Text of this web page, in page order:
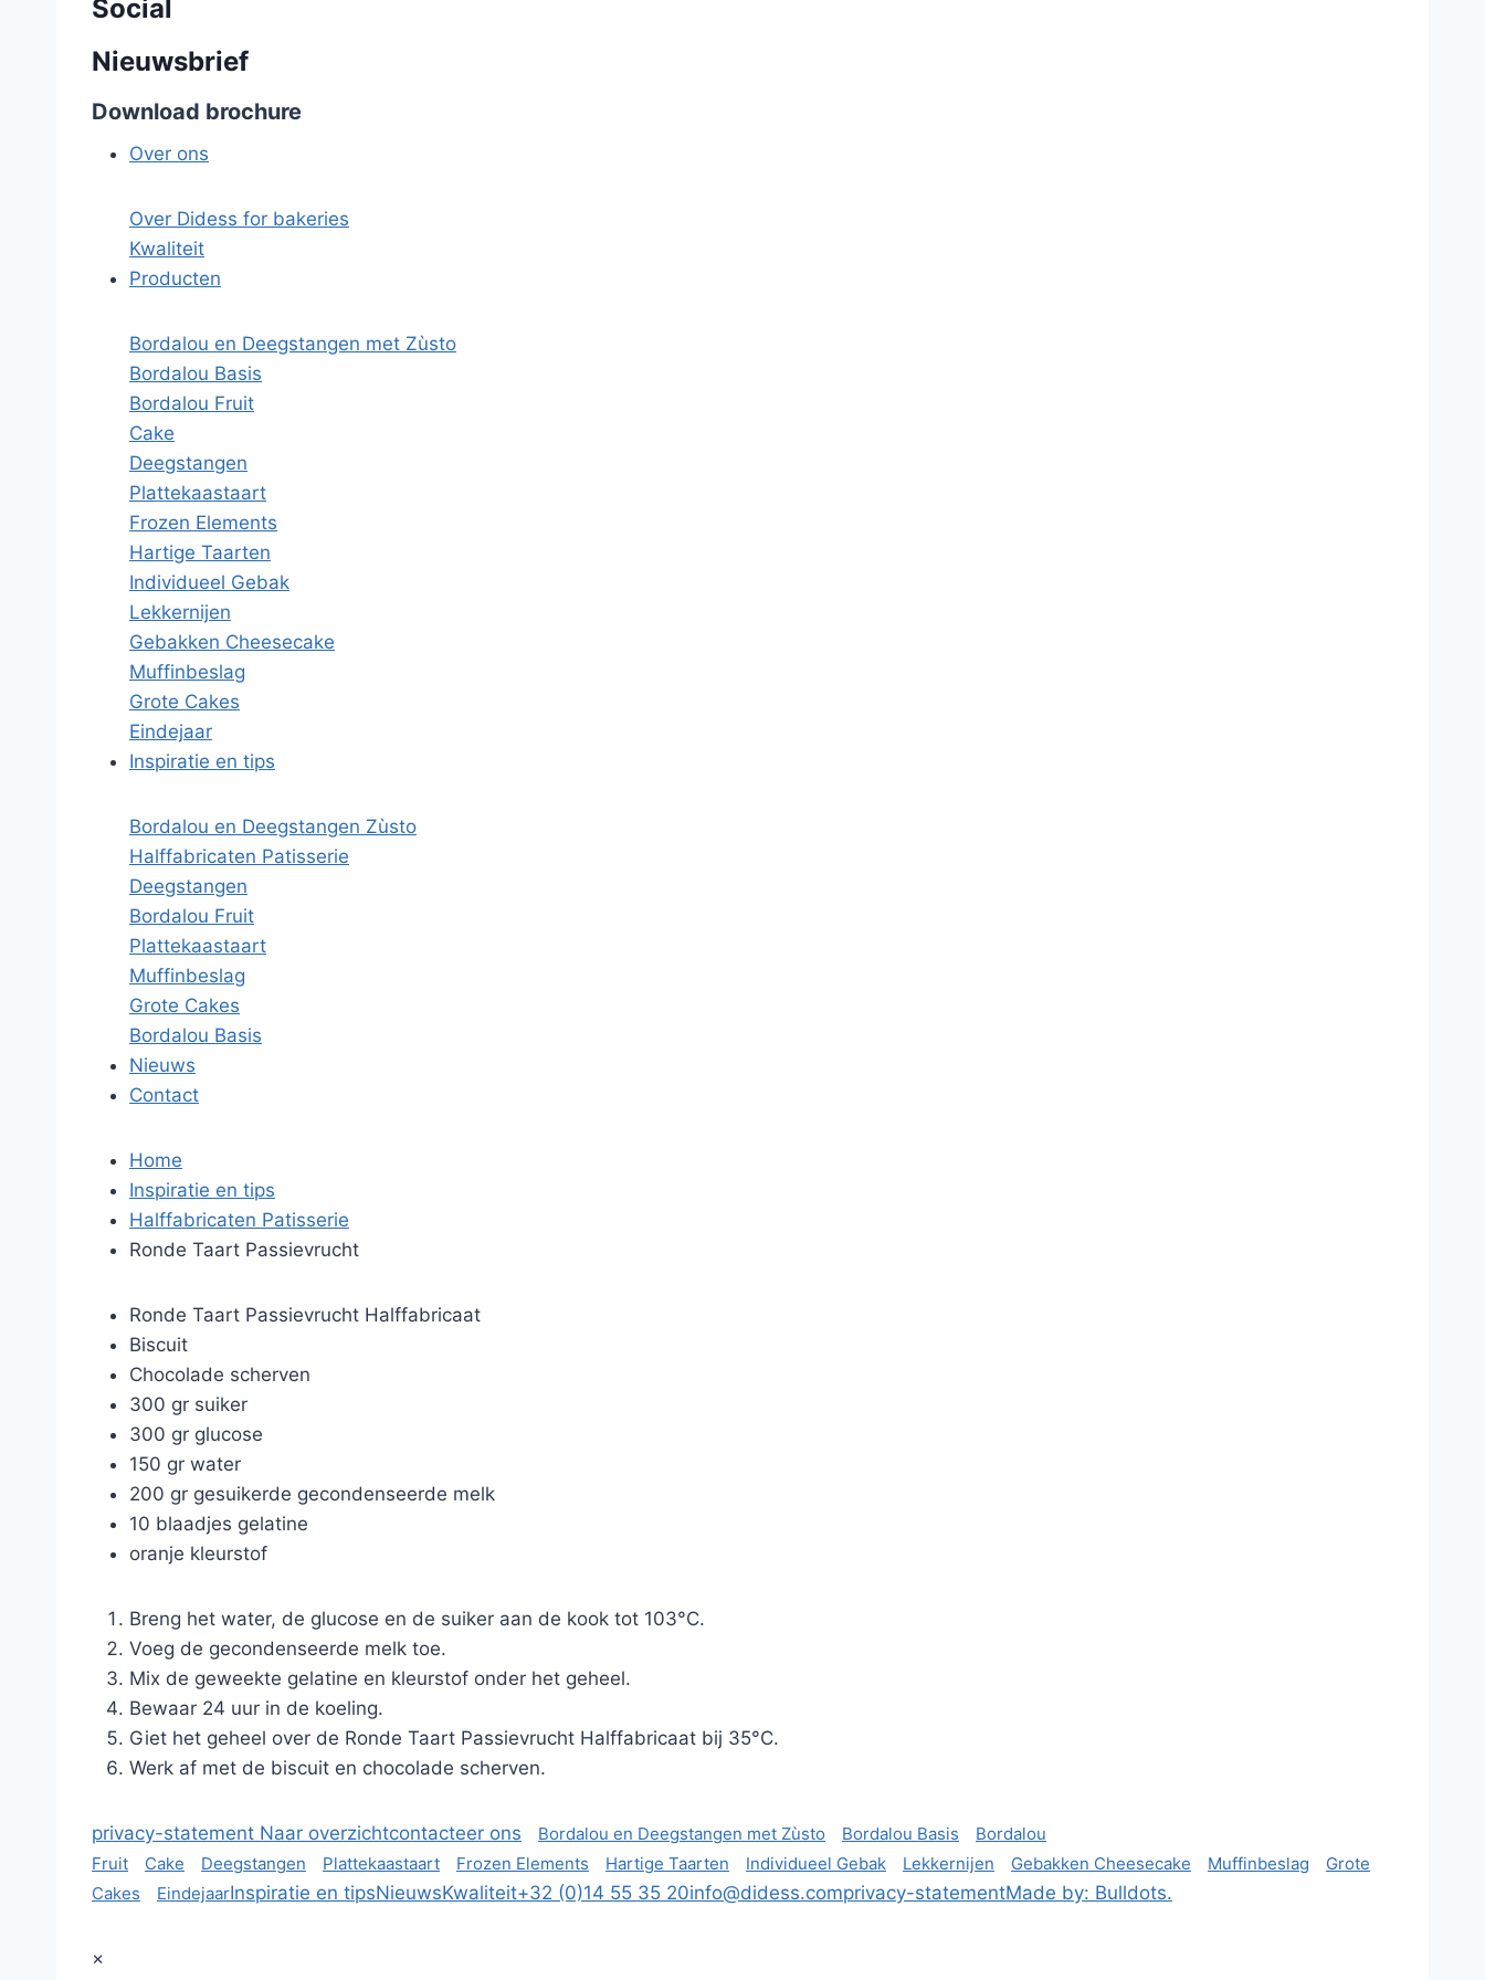
Social
Nieuwsbrief
Download brochure
Over ons
Over Didess for bakeries
Kwaliteit
Producten
Bordalou en Deegstangen met Zùsto
Bordalou Basis
Bordalou Fruit
Cake
Deegstangen
Plattekaastaart
Frozen Elements
Hartige Taarten
Individueel Gebak
Lekkernijen
Gebakken Cheesecake
Muffinbeslag
Grote Cakes
Eindejaar
Inspiratie en tips
Bordalou en Deegstangen Zùsto
Halffabricaten Patisserie
Deegstangen
Bordalou Fruit
Plattekaastaart
Muffinbeslag
Grote Cakes
Bordalou Basis
Nieuws
Contact
Home
Inspiratie en tips
Halffabricaten Patisserie
Ronde Taart Passievrucht
Ronde Taart Passievrucht Halffabricaat
Biscuit
Chocolade scherven
300 gr suiker
300 gr glucose
150 gr water
200 gr gesuikerde gecondenseerde melk
10 blaadjes gelatine
oranje kleurstof
Breng het water, de glucose en de suiker aan de kook tot 103°C.
Voeg de gecondenseerde melk toe.
Mix de geweekte gelatine en kleurstof onder het geheel.
Bewaar 24 uur in de koeling.
Giet het geheel over de Ronde Taart Passievrucht Halffabricaat bij 35°C.
Werk af met de biscuit en chocolade scherven.
privacy-statement Naar overzichtcontacteer ons Bordalou en Deegstangen met Zùsto Bordalou Basis
Bordalou
Fruit
Cake Deegstangen Plattekaastaart Frozen Elements Hartige Taarten Individueel Gebak Lekkernijen Gebakken Cheesecake Muffinbeslag
Grote
Cakes
EindejaarInspiratie en tipsNieuwsKwaliteit+32 (0)14 55 35 20info@didess.comprivacy-statementMade by: Bulldots.
×